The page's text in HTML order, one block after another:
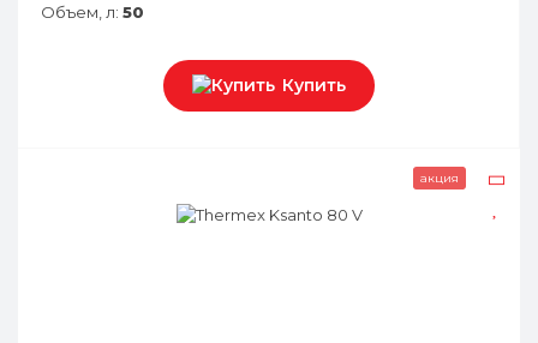
Объем, л: 50
Купить
акция